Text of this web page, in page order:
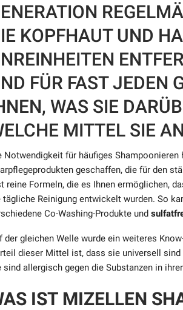
KOPFHAUT UND
FÜR FAST JEDEN
WAS SIE
MITTEL SIE
Notwendigkeit für häufiges
geschaffen, die für den
reine Formeln, die es Ihnen ermöglichen,
tägliche Reinigung entwickelt wurden. So
Co-Washing-Produkte und
der gleichen Welle wurde ein weiteres
dieser Mittel ist, dass sie universell
sind allergisch gegen die Substanzen in
IST MIZELLEN